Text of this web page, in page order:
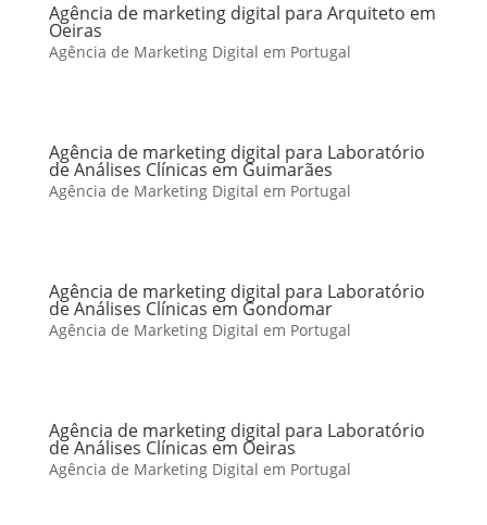
Agência de marketing digital para Arquiteto em
Oeiras
Agência de Marketing Digital em Portugal
Agência de marketing digital para Laboratório
de Análises Clínicas em Guimarães
Agência de Marketing Digital em Portugal
Agência de marketing digital para Laboratório
de Análises Clínicas em Gondomar
Agência de Marketing Digital em Portugal
Agência de marketing digital para Laboratório
de Análises Clínicas em Oeiras
Agência de Marketing Digital em Portugal